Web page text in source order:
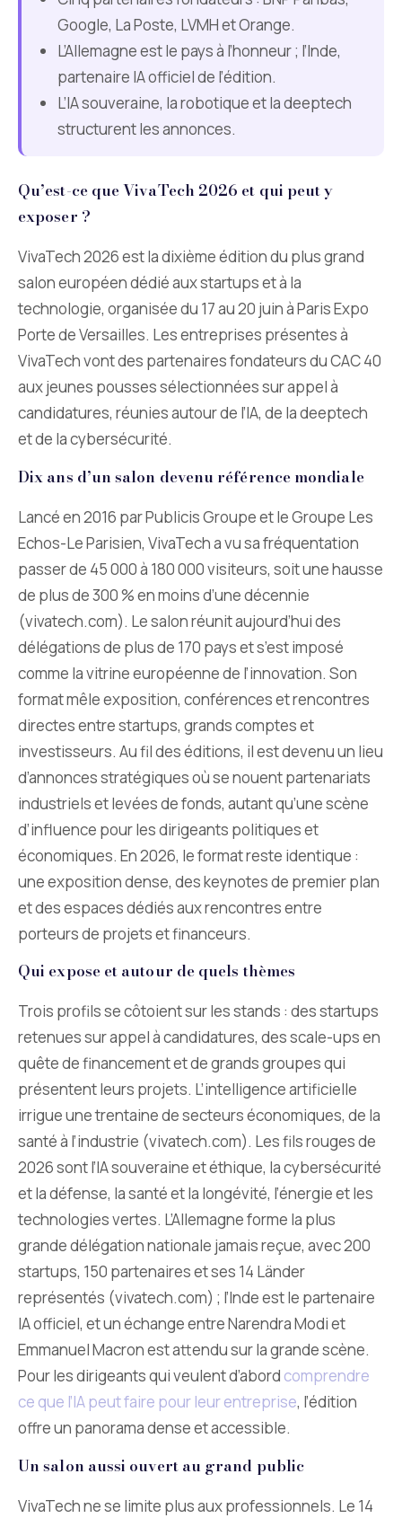
Google, La Poste, LVMH et Orange.
L’Allemagne est le pays à l’honneur ; l’Inde,
partenaire IA officiel de l’édition.
L’IA souveraine, la robotique et la deeptech
structurent les annonces.
Qu’est-ce que VivaTech 2026 et qui peut y
exposer ?
VivaTech 2026 est la dixième édition du plus grand
salon européen dédié aux startups et à la
technologie, organisée du 17 au 20 juin à Paris Expo
Porte de Versailles. Les entreprises présentes à
VivaTech vont des partenaires fondateurs du CAC 40
aux jeunes pousses sélectionnées sur appel à
candidatures, réunies autour de l’IA, de la deeptech
et de la cybersécurité.
Dix ans d’un salon devenu référence mondiale
Lancé en 2016 par Publicis Groupe et le Groupe Les
Echos-Le Parisien, VivaTech a vu sa fréquentation
passer de 45 000 à 180 000 visiteurs, soit une hausse
de plus de 300 % en moins d’une décennie
(vivatech.com). Le salon réunit aujourd’hui des
délégations de plus de 170 pays et s’est imposé
comme la vitrine européenne de l’innovation. Son
format mêle exposition, conférences et rencontres
directes entre startups, grands comptes et
investisseurs. Au fil des éditions, il est devenu un lieu
d’annonces stratégiques où se nouent partenariats
industriels et levées de fonds, autant qu’une scène
d’influence pour les dirigeants politiques et
économiques. En 2026, le format reste identique :
une exposition dense, des keynotes de premier plan
et des espaces dédiés aux rencontres entre
porteurs de projets et financeurs.
Qui expose et autour de quels thèmes
Trois profils se côtoient sur les stands : des startups
retenues sur appel à candidatures, des scale-ups en
quête de financement et de grands groupes qui
présentent leurs projets. L’intelligence artificielle
irrigue une trentaine de secteurs économiques, de la
santé à l’industrie (vivatech.com). Les fils rouges de
2026 sont l’IA souveraine et éthique, la cybersécurité
et la défense, la santé et la longévité, l’énergie et les
technologies vertes. L’Allemagne forme la plus
grande délégation nationale jamais reçue, avec 200
startups, 150 partenaires et ses 14 Länder
représentés (vivatech.com) ; l’Inde est le partenaire
IA officiel, et un échange entre Narendra Modi et
Emmanuel Macron est attendu sur la grande scène.
Pour les dirigeants qui veulent d’abord comprendre
ce que l’IA peut faire pour leur entreprise, l’édition
offre un panorama dense et accessible.
Un salon aussi ouvert au grand public
VivaTech ne se limite plus aux professionnels. Le 14